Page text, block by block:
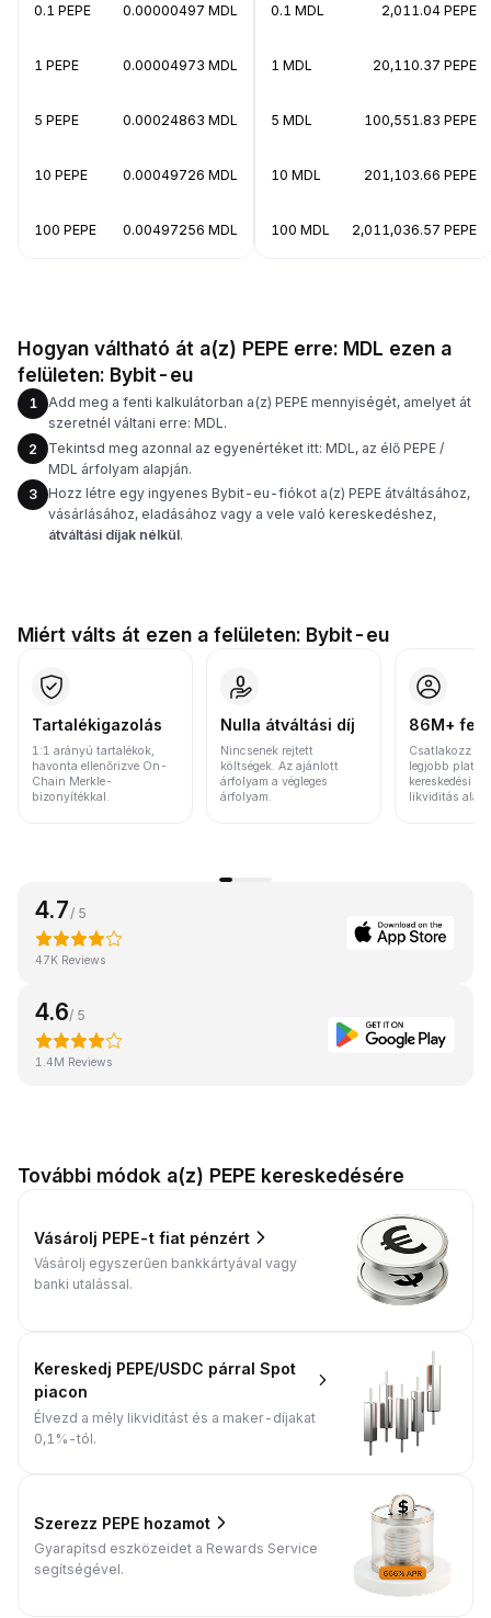
0.1 PEPE 0.00000497 MDL
1 PEPE 0.00004973 MDL
5 PEPE 0.00024863 MDL
10 PEPE 0.00049726 MDL
100 PEPE 0.00497256 MDL
0.1 MDL 2,011.04 PEPE
1 MDL 20,110.37 PEPE
5 MDL 100,551.83 PEPE
10 MDL 201,103.66 PEPE
100 MDL 2,011,036.57 PEPE
Hogyan váltható át a(z) PEPE erre: MDL ezen a
felületen: Bybit-eu
1
Add meg a fenti kalkulátorban a(z) PEPE mennyiségét, amelyet át
szeretnél váltani erre: MDL.
2
Tekintsd meg azonnal az egyenértéket itt: MDL, az élő PEPE /
MDL árfolyam alapján.
3
Hozz létre egy ingyenes Bybit-eu-fiókot a(z) PEPE átváltásához,
vásárlásához, eladásához vagy a vele való kereskedéshez,
átváltási díjak nélkül.
Miért válts át ezen a felületen: Bybit-eu
Tartalékigazolás
1:1 arányú tartalékok,
havonta ellenőrizve On-
Chain Merkle-
bizonyítékkal.
Nulla átváltási díj
Nincsenek rejtett
költségek. Az ajánlott
árfolyam a végleges
árfolyam.
86M+
Csatlakozz a
legjobb
kereskedési
likviditás
4.7/ 5
47K Reviews
4.6/ 5
1.4M Reviews
További módok a(z) PEPE kereskedésére
Vásárolj PEPE-t fiat pénzért
Vásárolj egyszerűen bankkártyával vagy
banki utalással.
Kereskedj PEPE/USDC párral Spot
piacon
Élvezd a mély likviditást és a maker-díjakat
0,1%-tól.
Szerezz PEPE hozamot
Gyarapítsd eszközeidet a Rewards Service
segítségével.